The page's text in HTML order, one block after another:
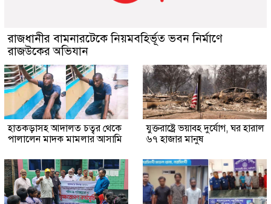
রাজধানীর বামনারটেকে নিয়মবহির্ভূত ভবন নির্মাণে
রাজউকের অভিযান
হাতকড়াসহ আদালত চত্বর থেকে
পালালেন মাদক মামলার আসামি
যুক্তরাষ্ট্রে ভয়াবহ দুর্যোগ, ঘর হারাল
৬৭ হাজার মানুষ